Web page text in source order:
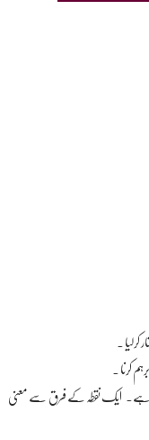
۔
کرنا ۔
ہے۔ ایک نقطہ کے فرق سے معنی